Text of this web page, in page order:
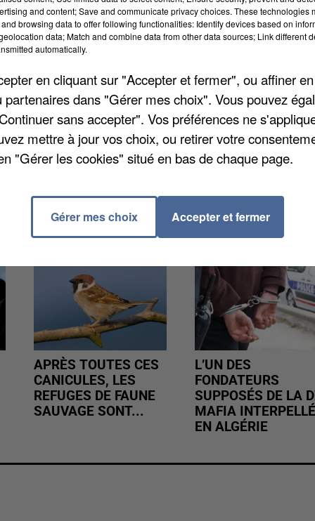
vers 5h du matin. Un homme maintenait un
d'un coup de poing dans des circonstances qui
ans, a été interpellé, mais au moment de le
rebellé : il a donné un coup de genou à un
commissariat, il a refusé le contrôle de
APRÈS TOUTES CES
CANICULES, LES
REFUGES DE FAUNE
SAUVAGE SONT...
L’UN DES
FONDATEURS
SUPPOSÉS DE LA
MAFIA INTERPELLÉ
EN ALGÉRIE
and content; Save and communicate privacy choices. These technologies
browsing data to offer following functionalities: Identify devices based on
data; Match and combine data from other data sources; Link different
automatically.
en cliquant sur "Accepter et fermer", ou affiner
partenaires dans "Gérer mes choix". Vous pouvez
sans accepter". Vos préférences ne
mettre à jour vos choix, ou retirer votre
"Gérer les cookies" situé en bas de chaque page.
Gérer mes choix Accepter et fermer